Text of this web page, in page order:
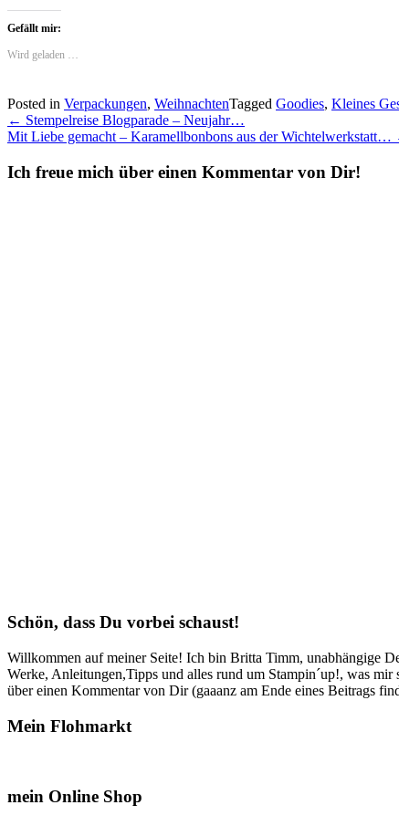
Gefällt mir:
Wird geladen …
Posted in Verpackungen, WeihnachtenTagged Goodies, Kleines
Post
navigation
← Stempelreise Blogparade – Neujahr…
Mit Liebe gemacht – Karamellbonbons aus der Wichtelwerkstatt…
Ich freue mich über einen Kommentar von Dir!
Schön, dass Du vorbei schaust!
Willkommen auf meiner Seite! Ich bin Britta Timm, unabhängige
Werke, Anleitungen,Tipps und alles rund um Stampin´up!, was
über einen Kommentar von Dir (gaaanz am Ende eines Beitrags
Mein Flohmarkt
mein Online Shop